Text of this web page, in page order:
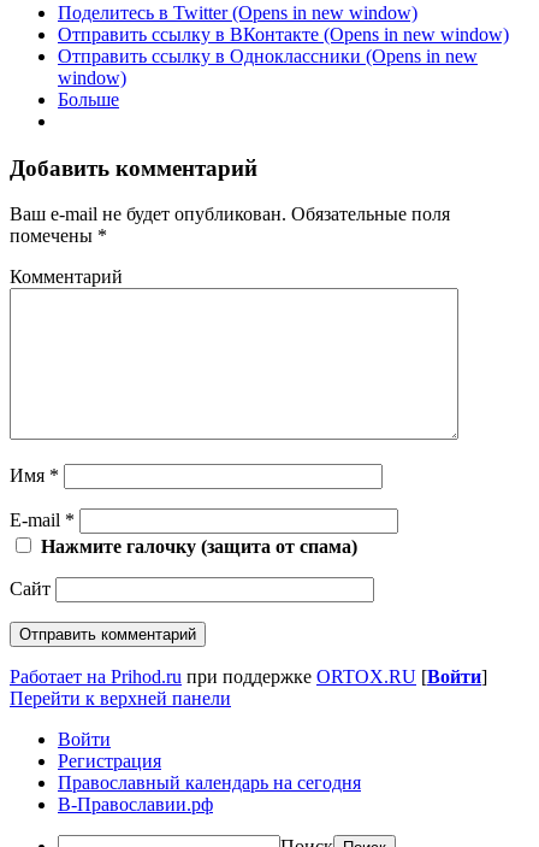
Поделитесь в Twitter (Opens in new window)
Отправить ссылку в ВКонтакте (Opens in new window)
Отправить ссылку в Одноклассники (Opens in new
window)
Больше
Добавить комментарий
Ваш e-mail не будет опубликован. Обязательные поля
помечены *
Комментарий
Имя *
E-mail *
Нажмите галочку (защита от спама)
Сайт
Работает на Prihod.ru при поддержке ORTOX.RU [Войти]
Перейти к верхней панели
Войти
Регистрация
Православный календарь на сегодня
В-Православии.рф